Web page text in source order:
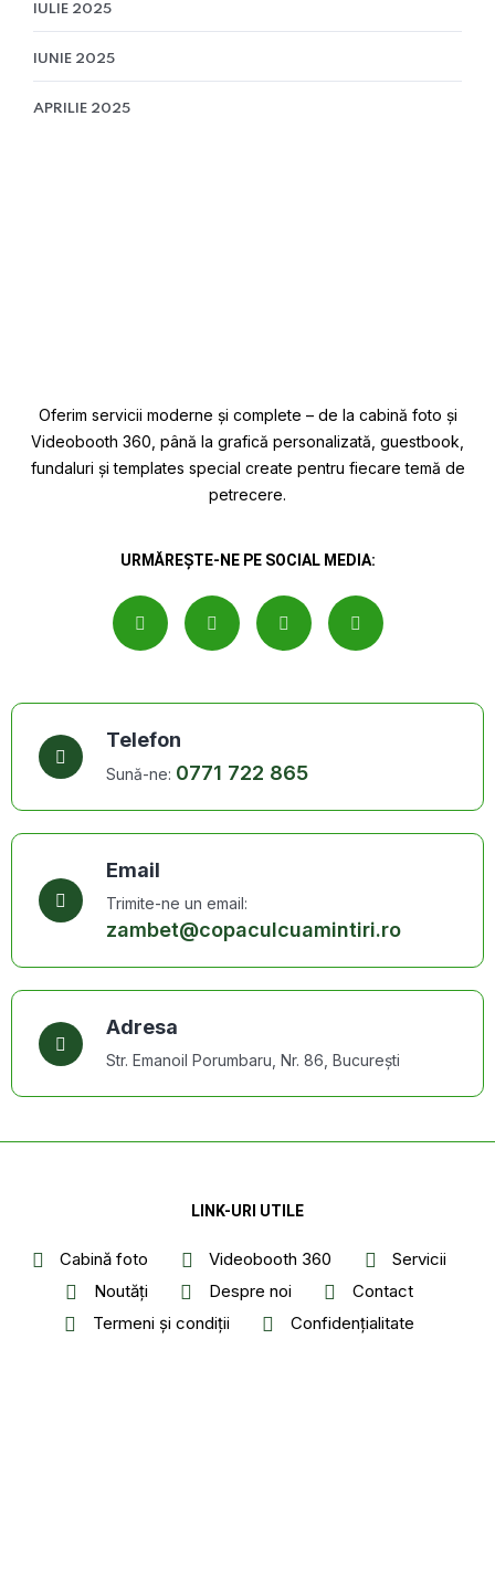
IULIE 2025
IUNIE 2025
APRILIE 2025
Oferim servicii moderne și complete – de la cabină foto și
Videobooth 360, până la grafică personalizată, guestbook,
fundaluri și templates special create pentru fiecare temă de
petrecere.
URMĂREȘTE-NE PE SOCIAL MEDIA:
Telefon
Sună-ne: 0771 722 865
Email
Trimite-ne un email:
zambet@copaculcuamintiri.ro
Adresa
Str. Emanoil Porumbaru, Nr. 86, București
LINK-URI UTILE
Cabină foto Videobooth 360
Servicii
Noutăți
Despre noi
Contact
Termeni și condiții
Confidențialitate